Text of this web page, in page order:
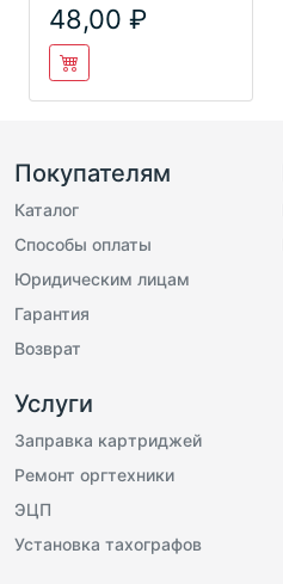
48,00
Покупателям
Каталог
Способы оплаты
Юридическим лицам
Гарантия
Возврат
Услуги
Заправка картриджей
Ремонт оргтехники
ЭЦП
Установка тахографов